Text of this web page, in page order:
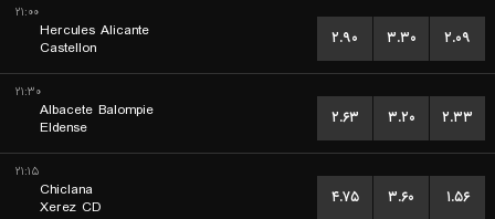
۲۱:۰۰
Hercules Alicante
Castellon
۲.۹۰ ۳.۳۰ ۲.۰۹
۲۱:۳۰
Albacete Balompie
Eldense
۲.۶۳ ۳.۲۰ ۲.۳۳
۲۱:۱۵
Chiclana
Xerez CD
۴.۷۵ ۳.۶۰ ۱.۵۶